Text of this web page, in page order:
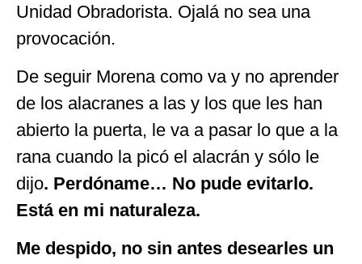
Unidad Obradorista. Ojalá no sea una
provocación.
De seguir Morena como va y no aprender
de los alacranes a las y los que les han
abierto la puerta, le va a pasar lo que a la
rana cuando la picó el alacrán y sólo le
dijo. Perdóname… No pude evitarlo.
Está en mi naturaleza.
Me despido, no sin antes desearles un